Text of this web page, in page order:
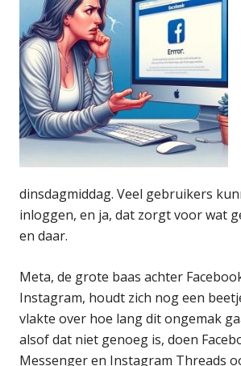
dinsdagmiddag. Veel gebruikers
inloggen, en ja, dat zorgt voor wat
en daar.
Meta, de grote baas achter
Instagram, houdt zich nog een
vlakte over hoe lang dit ongemak
alsof dat niet genoeg is, doen
Messenger en Instagram Threads